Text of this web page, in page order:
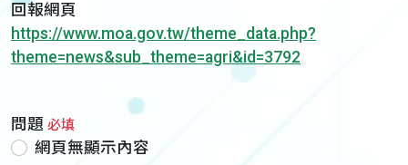
回報網頁
https://www.moa.gov.tw/theme_data.php?
theme=news&sub_theme=agri&id=3792
問題 必填
網頁無顯示內容